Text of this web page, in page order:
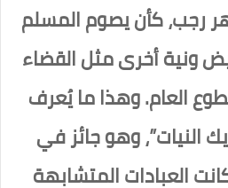
رجب، كأن يصوم المسلم
ونية أخرى مثل القضاء
العام. وهذا ما يُعرف
النيات”، وهو جائز في
العبادات المتشابهة